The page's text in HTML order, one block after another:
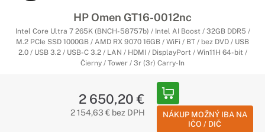
HP Omen GT16-0012nc
Intel Core Ultra 7 265K (BNCH-58757b) / Intel AI Boost / 32GB DDR5 /
M.2 PCIe SSD 1000GB / AMD RX 9070 16GB / WiFi / BT / bez DVD / USB
2.0 / USB 3.2 / USB-C 3.2 / LAN / HDMI / DisplayPort / Win11H 64-bit /
Čierny / Tower / 3r (3r) Carry-In
2 650,20 €
2 154,63 € bez DPH
NÁKUP MOŽNÝ IBA NA
IČO / DIČ